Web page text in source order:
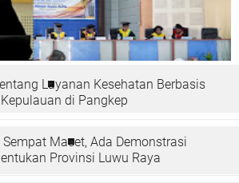
Layanan Kesehatan Berbasis
Kepulauan di Pangkep
Macet, Ada Demonstrasi
Provinsi Luwu Raya